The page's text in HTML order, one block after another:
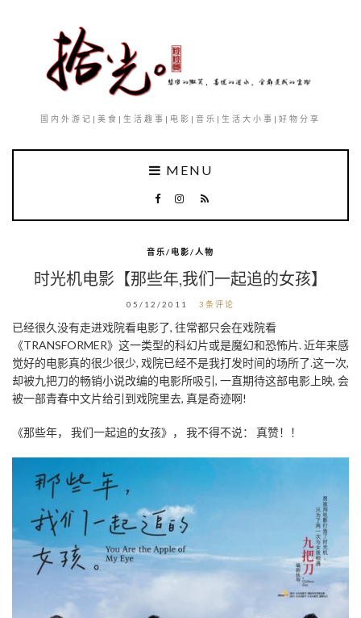
国内外游记|美食|生活趣事|电影|音乐|生活大小事|好物分享
MENU
音乐/电影/人物
时光机电影【那些年,我们一起追的女孩】
05/12/2011 3条评论
已经很久没有走进戏院看电影了, 往常都只会在戏院看
《TRANSFORMER》这一类型的科幻片或是魔幻和恐怖片. 近年来感
觉好的电影真的很少很少, 戏院已经不是我打发时间的场所了.这一次,
却被九把刀的畅销小说改编的电影所吸引, 一直期待这部电影上映, 会
被一部青春中文片给引到戏院里去, 真是奇迹啊!
《那些年， 我们一起追的女孩》， 我不得不说： 真赞！！